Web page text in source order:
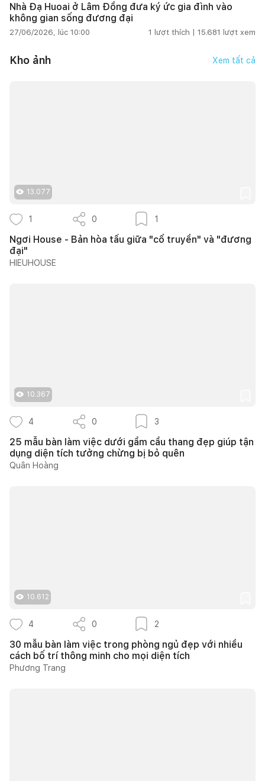
Nhà Đạ Huoai ở Lâm Đồng đưa ký ức gia đình vào
không gian sống đương đại
27/06/2026, lúc 10:00 1 lượt thích | 15.681 lượt xem
Kho ảnh Xem tất cả
13.077
1 0 1
Ngơi House - Bản hòa tấu giữa "cổ truyền" và "đương
đại"
HIEUHOUSE
10.367
4 0 3
25 mẫu bàn làm việc dưới gầm cầu thang đẹp giúp tận
dụng diện tích tưởng chừng bị bỏ quên
Quân Hoàng
10.612
4 0 2
30 mẫu bàn làm việc trong phòng ngủ đẹp với nhiều
cách bố trí thông minh cho mọi diện tích
Phương Trang